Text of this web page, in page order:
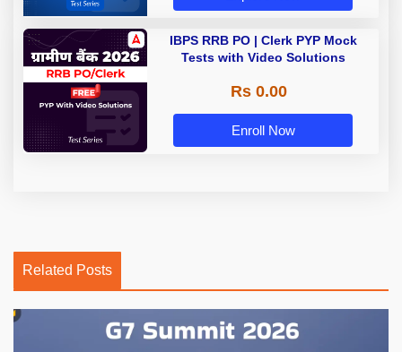
IBPS RRB PO | Clerk PYP Mock
Tests with Video Solutions
Rs 0.00
Enroll Now
Related Posts